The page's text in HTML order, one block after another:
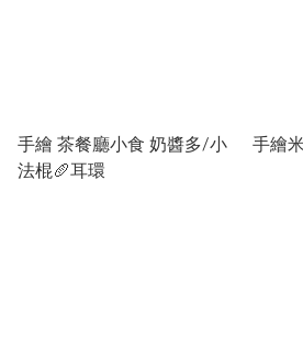
手繪 茶餐廳小食 奶醬多/小
法棍🥖耳環
手繪